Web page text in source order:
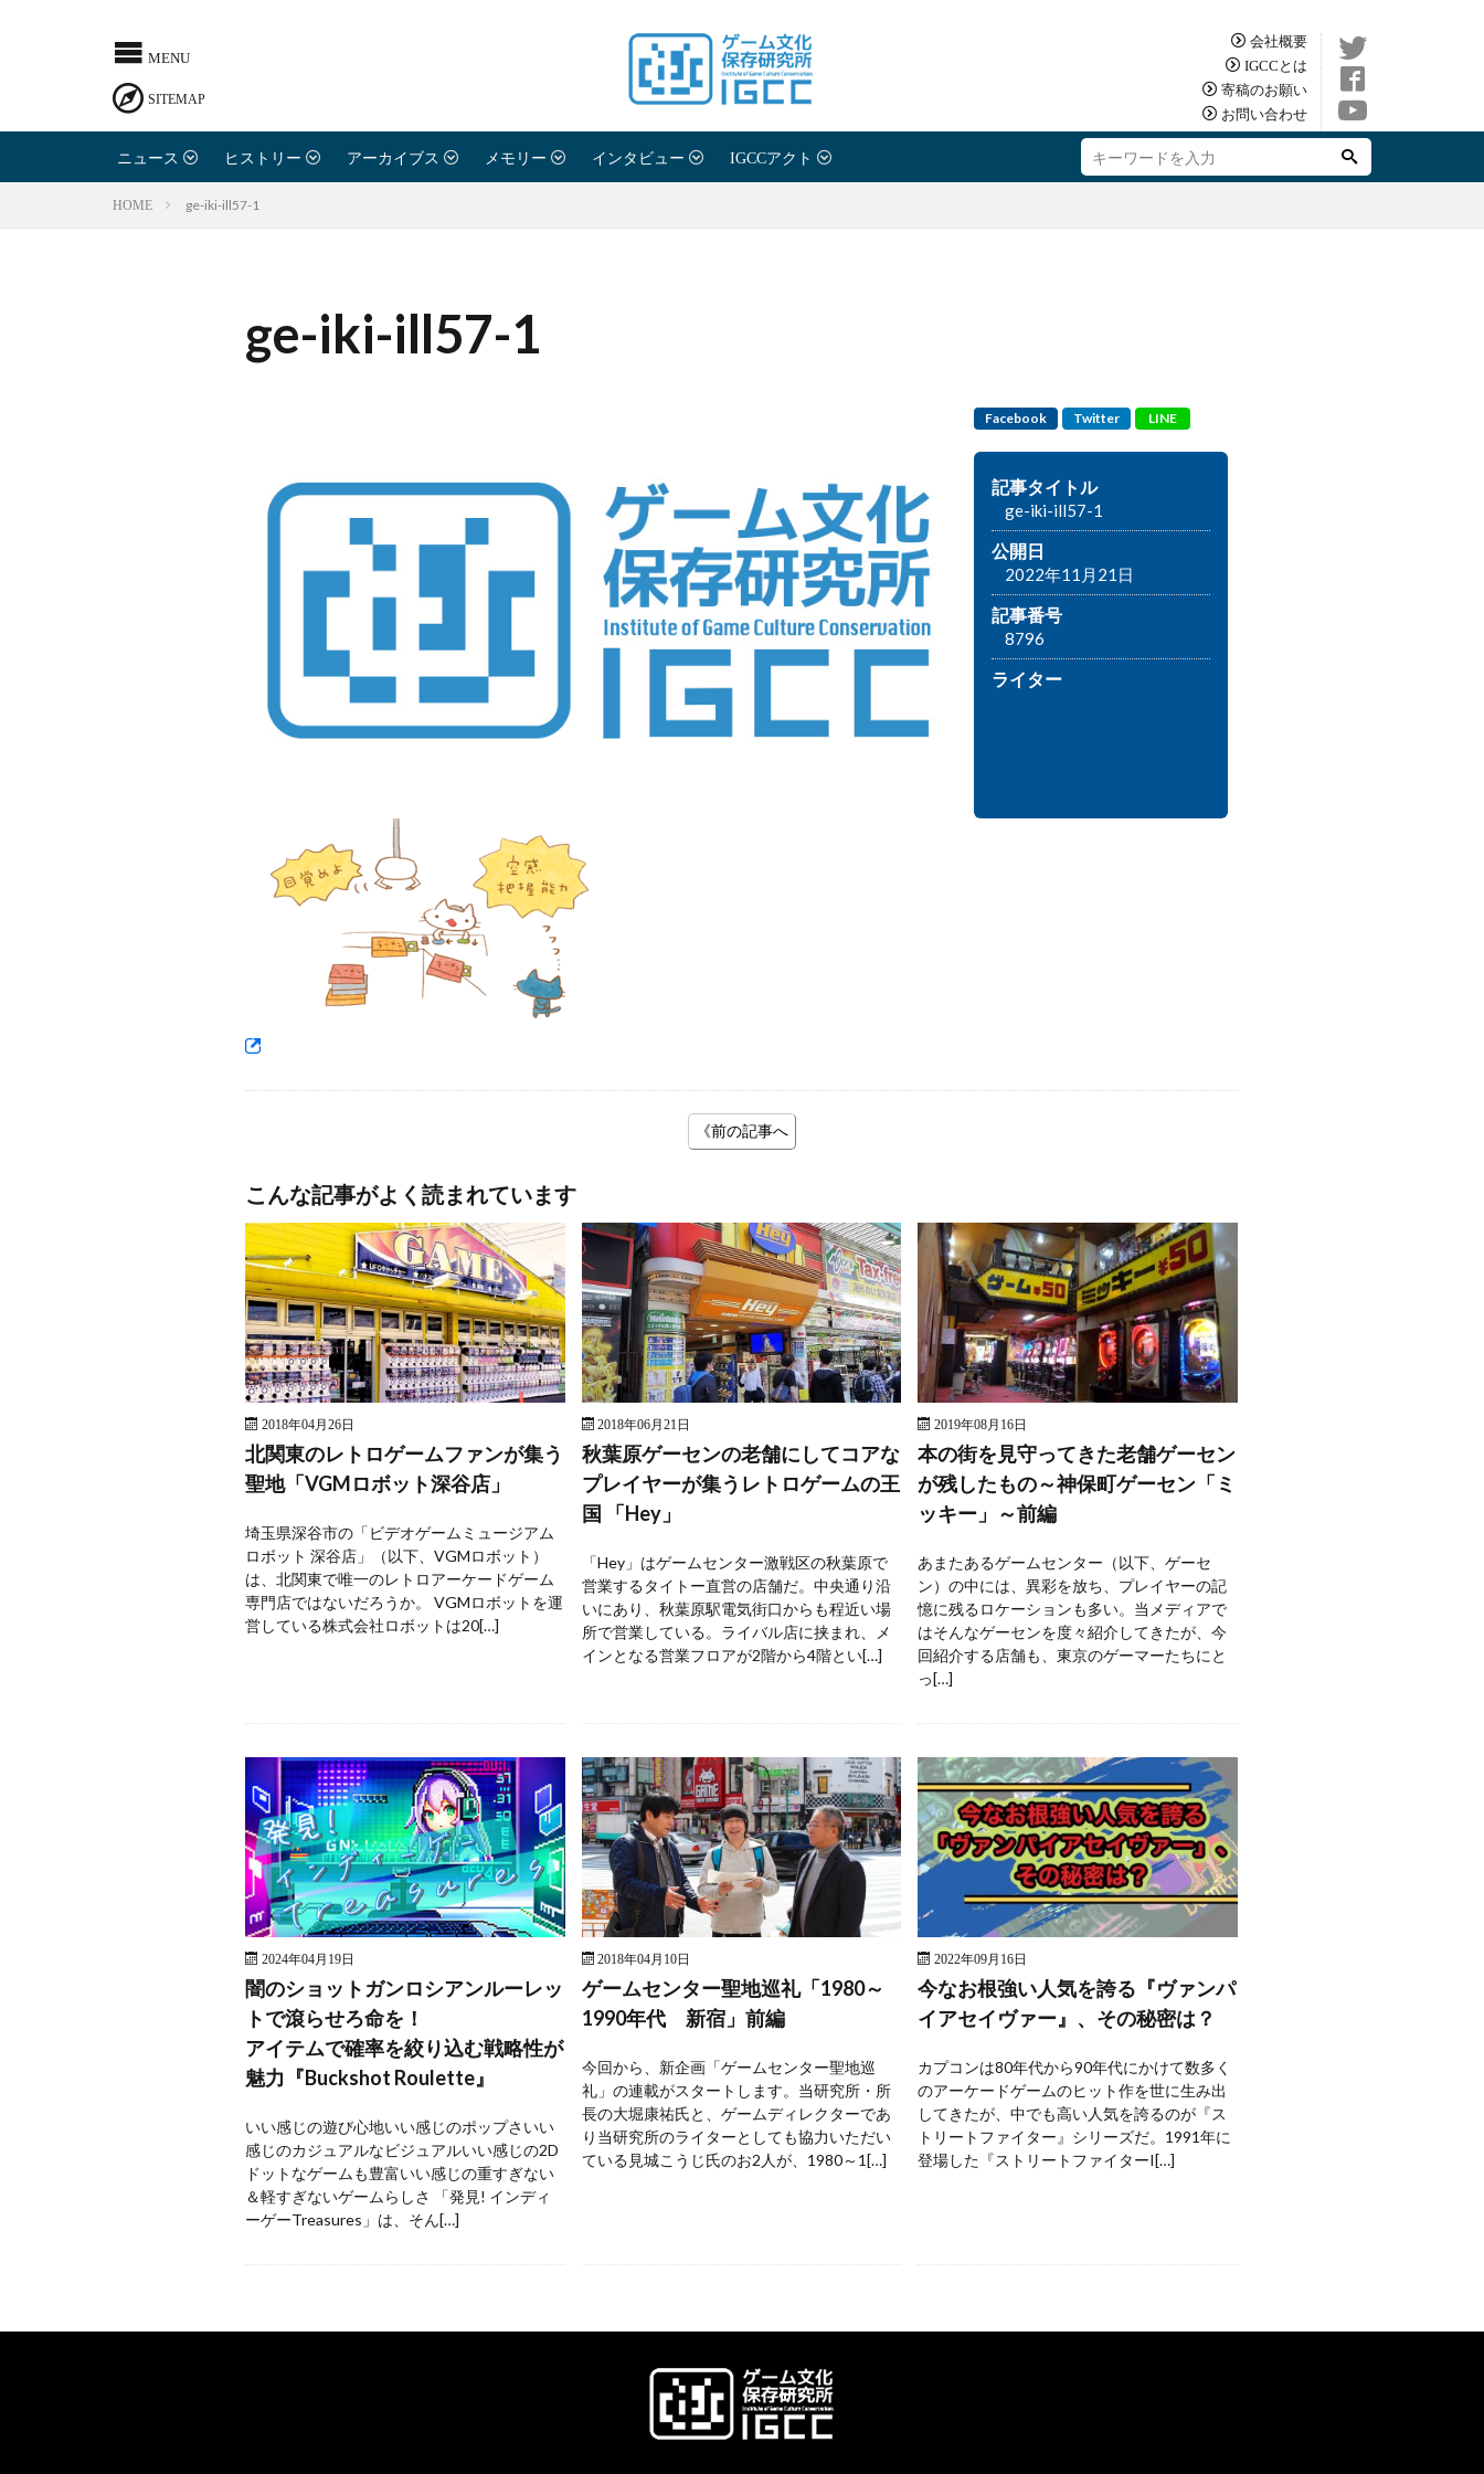
会社概要
IGCCとは
寄稿のお願い
お問い合わせ
ニュース ヒストリー アーカイブス メモリー インタビュー IGCCアクト
HOME ge-iki-ill57-1
ge-iki-ill57-1
Facebook Twitter LINE
記事タイトル
ge-iki-ill57-1
公開日
2022年11月21日
記事番号
8796
ライター
《前の記事へ
こんな記事がよく読まれています
2018年04月26日
北関東のレトロゲームファンが集う
聖地「VGMロボット深谷店」
埼玉県深谷市の「ビデオゲームミュージアム
ロボット 深谷店」（以下、VGMロボット）
は、北関東で唯一のレトロアーケードゲーム
専門店ではないだろうか。 VGMロボットを運
営している株式会社ロボットは20[…]
2018年06月21日
秋葉原ゲーセンの老舗にしてコアな
プレイヤーが集うレトロゲームの王
国 「Hey」
「Hey」はゲームセンター激戦区の秋葉原で
営業するタイトー直営の店舗だ。中央通り沿
いにあり、秋葉原駅電気街口からも程近い場
所で営業している。ライバル店に挟まれ、メ
インとなる営業フロアが2階から4階とい[…]
2019年08月16日
本の街を見守ってきた老舗ゲーセン
が残したもの～神保町ゲーセン「ミ
ッキー」～前編
あまたあるゲームセンター（以下、ゲーセ
ン）の中には、異彩を放ち、プレイヤーの記
憶に残るロケーションも多い。当メディアで
はそんなゲーセンを度々紹介してきたが、今
回紹介する店舗も、東京のゲーマーたちにと
っ[…]
2024年04月19日
闇のショットガンロシアンルーレッ
トで滾らせろ命を！
アイテムで確率を絞り込む戦略性が
魅力『Buckshot Roulette』
いい感じの遊び心地いい感じのポップさいい
感じのカジュアルなビジュアルいい感じの2D
ドットなゲームも豊富いい感じの重すぎない
＆軽すぎないゲームらしさ 「発見! インディ
ーゲーTreasures」は、そん[…]
2018年04月10日
ゲームセンター聖地巡礼「1980～
1990年代 新宿」前編
今回から、新企画「ゲームセンター聖地巡
礼」の連載がスタートします。当研究所・所
長の大堀康祐氏と、ゲームディレクターであ
り当研究所のライターとしても協力いただい
ている見城こうじ氏のお2人が、1980～1[…]
2022年09月16日
今なお根強い人気を誇る『ヴァンパ
イアセイヴァー』、その秘密は？
カプコンは80年代から90年代にかけて数多く
のアーケードゲームのヒット作を世に生み出
してきたが、中でも高い人気を誇るのが『ス
トリートファイター』シリーズだ。1991年に
登場した『ストリートファイターI[…]